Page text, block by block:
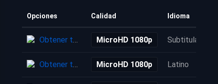
Opciones Calidad Idioma
Obtener torrent MicroHD 1080p Subtitulada
Obtener torrent MicroHD 1080p Latino